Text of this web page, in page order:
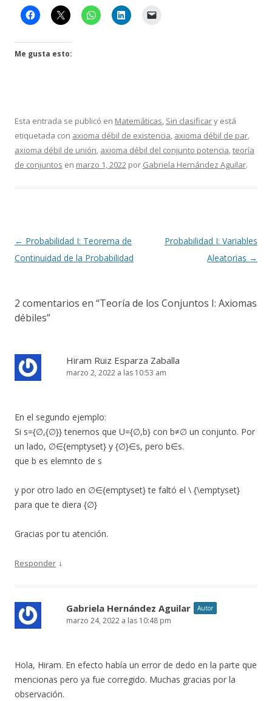
Me gusta esto:
Esta entrada se publicó en Matemáticas, Sin clasificary está
etiquetada con axioma débil de existencia, axioma débil de par,
axioma débil de unión, axioma débil del conjunto potencia,teoría
de conjuntos en marzo 1, 2022 por Gabriela Hernández Aguilar.
Navegación
de
← Probabilidad I: Teorema de
Continuidad de la Probabilidad
Probabilidad I: Variables
Aleatorias →
2 comentarios en “Teoría de los Conjuntos I: Axiomas
débiles”
Hiram Ruiz Esparza Zaballa
marzo 2, 2022 a las 10:53 am
En el segundo ejemplo:
Si s={∅,{∅}} tenemos que U={∅,b} con b≠∅ un conjunto. Por
un lado, ∅∈{emptyset} y {∅}∈s, pero b∈s.
que b es elemnto de s
y por otro lado en ∅∈{emptyset} te faltó el \ {\emptyset}
para que te diera {∅}
Gracias por tu atención.
Responder ↓
Gabriela Hernández Aguilar Autor
marzo 24, 2022 a las 10:48 pm
Hola, Hiram. En efecto había un error de dedo en la parte que
mencionas pero ya fue corregido. Muchas gracias por la
observación.